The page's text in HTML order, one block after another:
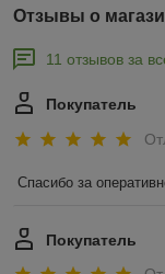
Отзывы о
11 отзывов за
Покупатель
Спасибо за
Покупатель